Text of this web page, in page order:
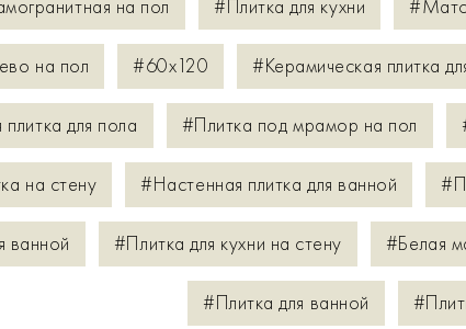
на пол #Плитка для кухни
на пол #60х120 #Керамическая плитка
для пола #Плитка под мрамор на пол
на стену #Настенная плитка для ванной
ванной #Плитка для кухни на стену #Белая
#Плитка для ванной